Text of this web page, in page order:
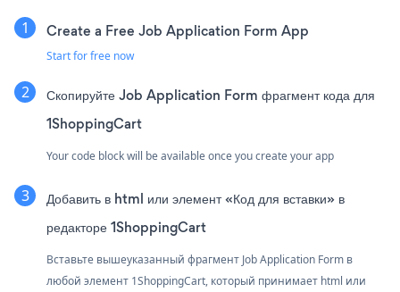
Create a Free Job Application Form App
Start for free now
Скопируйте Job Application Form фрагмент кода для
1ShoppingCart
Your code block will be available once you create your app
Добавить в html или элемент «Код для вставки» в
редакторе 1ShoppingCart
Вставьте вышеуказанный фрагмент Job Application Form в
любой элемент 1ShoppingCart, который принимает html или